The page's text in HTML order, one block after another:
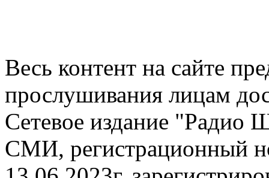
Весь контент на сайте
прослушивания лицам
Сетевое издание "Радио
СМИ, регистрационный